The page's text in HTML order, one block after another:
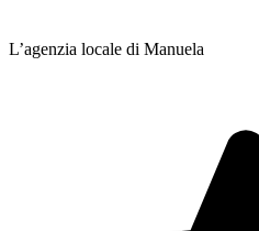
L’agenzia locale di Manuela